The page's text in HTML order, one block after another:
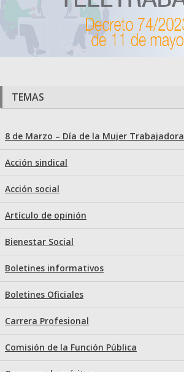
TEMAS
8 de Marzo – Día de la Mujer Trabajadora
Acción sindical
Acción social
Artículo de opinión
Bienestar Social
Boletines informativos
Boletines Oficiales
Carrera Profesional
Comisión de la Función Pública